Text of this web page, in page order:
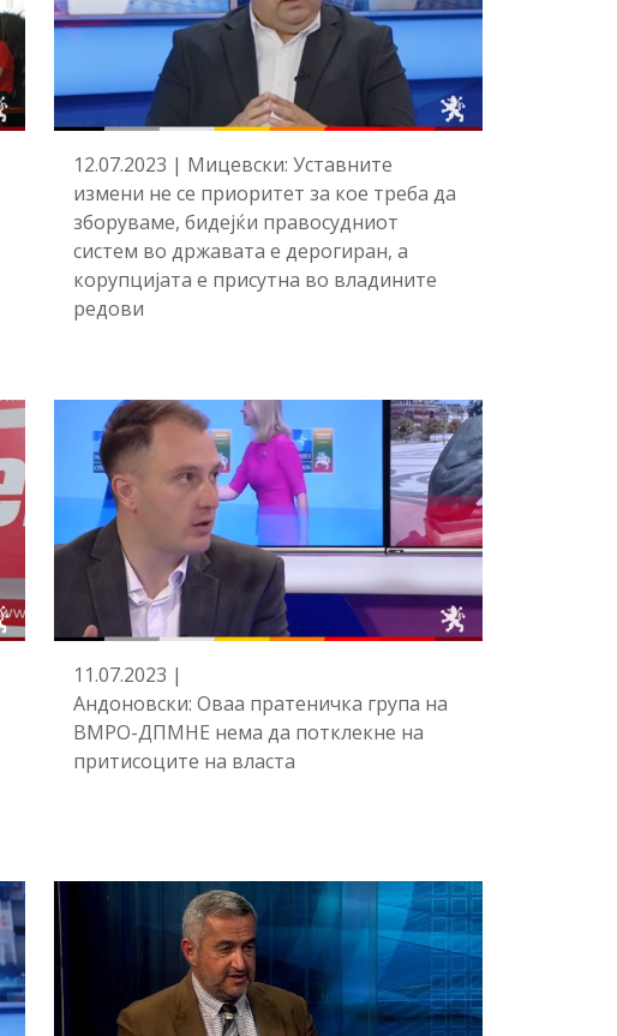
12.07.2023 | Мицевски: Уставните
измени не се приоритет за кое треба да
зборуваме, бидејќи правосудниот
систем во државата е дерогиран, а
корупцијата е присутна во владините
редови
11.07.2023 |
Андоновски: Оваа пратеничка група на
ВМРО-ДПМНЕ нема да потклекне на
притисоците на власта